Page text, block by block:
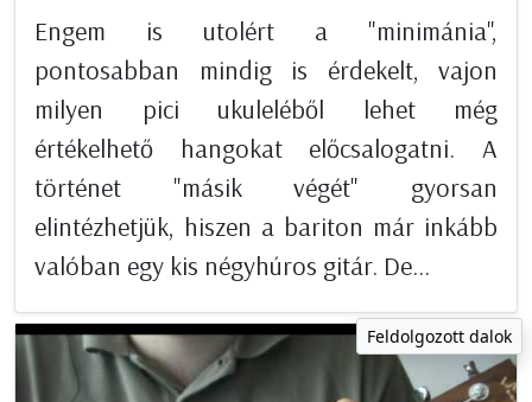
Engem is utolért a "minimánia",
pontosabban mindig is érdekelt, vajon
milyen pici ukuleléből lehet még
értékelhető hangokat előcsalogatni. A
történet "másik végét" gyorsan
elintézhetjük, hiszen a bariton már inkább
valóban egy kis négyhúros gitár. De...
Feldolgozott dalok